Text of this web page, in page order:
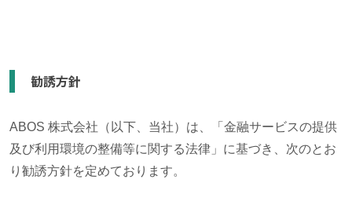
勧誘方針
ABOS 株式会社（以下、当社）は、「金融サービスの提供
及び利用環境の整備等に関する法律」に基づき、次のとお
り勧誘方針を定めております。